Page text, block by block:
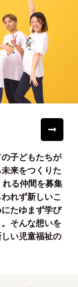
の子どもたちが
来をつくりた
る仲間を募集
れず新しいこ
たゆまず学び
そんな想いを
い児童福祉の